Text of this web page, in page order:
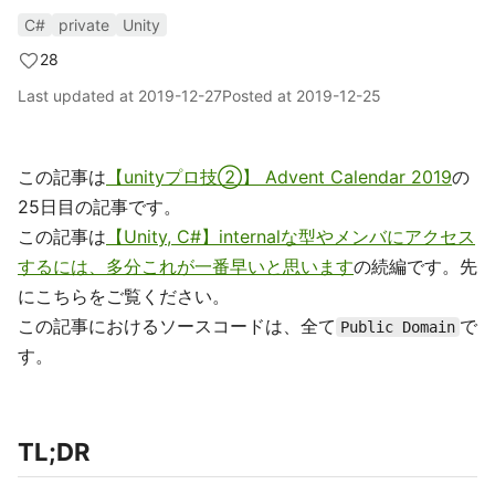
C# private
Unity
28
Last updated at 2019-12-27Posted at 2019-12-25
この記事は 【unityプロ技②】 Advent Calendar 2019の
25日目の記事です。
この記事は 【Unity, C#】internalな型やメンバにアクセス
するには、多分これが一番早いと思いますの続編です。先
にこちらをご覧ください。
この記事におけるソースコードは、全て Public Domain で
す。
TL;DR